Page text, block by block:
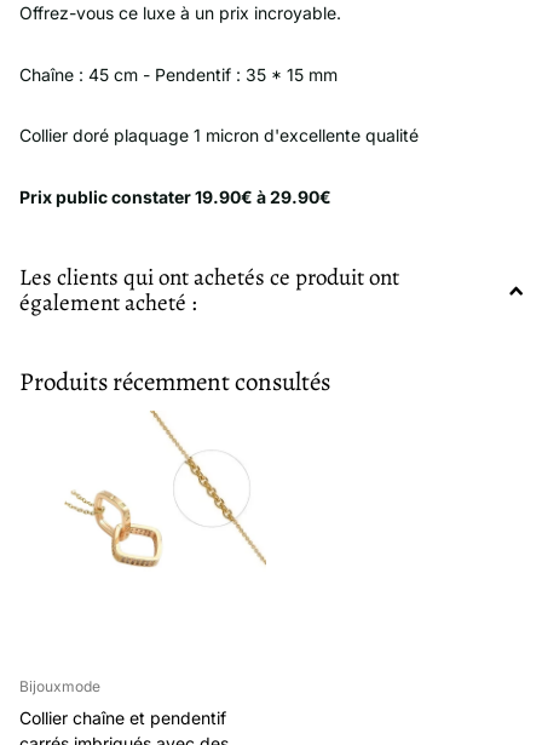
Offrez-vous ce luxe à un prix incroyable.
Chaîne : 45 cm - Pendentif : 35 * 15 mm
Collier doré plaquage 1 micron d'excellente qualité
Prix ​​public constater 19.90€ à 29.90€
Les clients qui ont achetés ce produit ont
également acheté :
Produits récemment consultés
Bijouxmode
Collier chaîne et pendentif